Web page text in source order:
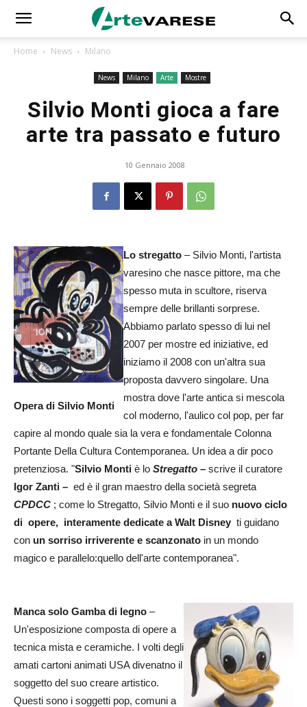
Home News Milano
News Milano Arte Mostre
Silvio Monti gioca a fare
arte tra passato e futuro
10 Gennaio 2008
Opera di Silvio Monti
Lo stregatto – Silvio Monti, l'artista
varesino che nasce pittore, ma che
spesso muta in scultore, riserva
sempre delle brillanti sorprese.
Abbiamo parlato spesso di lui nel
2007 per mostre ed iniziative, ed
iniziamo il 2008 con un'altra sua
proposta davvero singolare. Una
mostra dove l'arte antica si mescola
col moderno, l'aulico col pop, per far
capire al mondo quale sia la vera e fondamentale Colonna
Portante Della Cultura Contemporanea. Un idea a dir poco
pretenziosa. "Silvio Monti è lo Stregatto – scrive il curatore
Igor Zanti – ed è il gran maestro della società segreta
CPDCC ; come lo Stregatto, Silvio Monti e il suo nuovo ciclo
di opere, interamente dedicate a Walt Disney ti guidano
con un sorriso irriverente e scanzonato in un mondo
magico e parallelo:quello dell'arte contemporanea".
Manca solo Gamba di legno –
Un'esposizione composta di opere a
tecnica mista e ceramiche. I volti degli
amati cartoni animati USA divenatno il
soggetto del suo creare artistico.
Questi sono i soggetti pop, comuni a